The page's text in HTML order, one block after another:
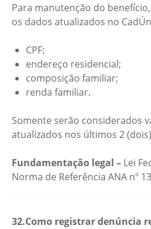
Para manutenção do
os dados atualizados no
CPF;
endereço residencial;
composição familiar;
renda familiar.
Somente serão considerados
atualizados nos últimos 2
Fundamentação legal – Lei
Norma de Referência ANA nº
32.Como registrar denúncia